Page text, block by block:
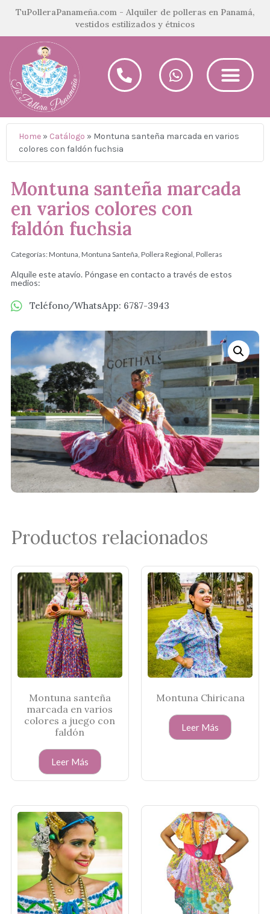
TuPolleraPanameña.com - Alquiler de polleras en Panamá,
vestidos estilizados y étnicos
Home » Catálogo » Montuna santeña marcada en varios
colores con faldón fuchsia
Montuna santeña marcada
en varios colores con
faldón fuchsia
Categorías:Montuna, Montuna Santeña, Pollera Regional, Polleras
Alquile este atavío. Póngase en contacto a través de estos
medios:
Teléfono/WhatsApp: 6787-3943
Productos relacionados
Montuna santeña
marcada en varios
colores a juego con
faldón
Leer Más
Montuna Chiricana
Leer Más